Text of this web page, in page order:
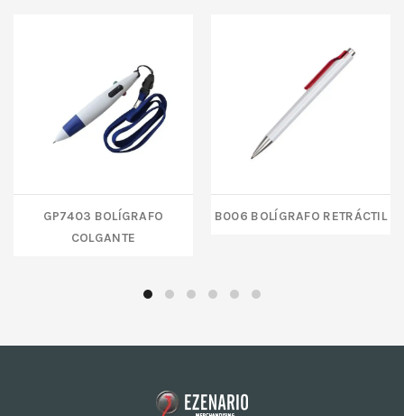
GP7403 BOLÍGRAFO
COLGANTE
B006 BOLÍGRAFO RETRÁCTIL